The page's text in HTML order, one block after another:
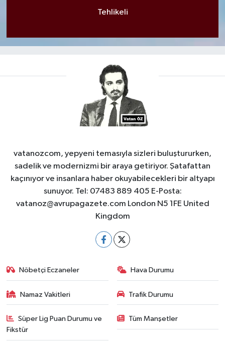
Tehlikeli
vatanozcom, yepyeni temasıyla sizleri buluştururken,
sadelik ve modernizmi bir araya getiriyor. Şatafattan
kaçınıyor ve insanlara haber okuyabilecekleri bir altyapı
sunuyor. Tel: 07483 889 405 E-Posta:
vatanoz@avrupagazete.com London N5 1FE United
Kingdom
Nöbetçi Eczaneler Hava Durumu
Namaz Vakitleri Trafik Durumu
Süper Lig Puan Durumu ve
Fikstür
Tüm Manşetler